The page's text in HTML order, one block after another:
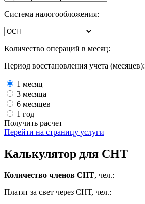
Система налогообложения:
Количество операций в месяц:
Период восстановления учета (месяцев):
1 месяц
3 месяца
6 месяцев
1 год
Получить расчет
Перейти на страницу услуги
Калькулятор для СНТ
Количество членов СНТ, чел.:
Платят за свет через СНТ, чел.: